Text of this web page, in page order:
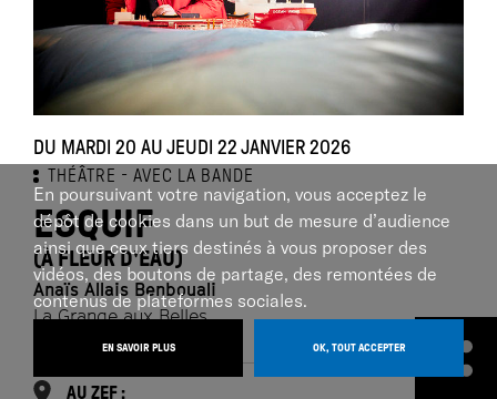
DU MARDI 20 AU JEUDI 22 JANVIER 2026
THÉÂTRE AVEC LA BANDE
ESQUIF
(À FLEUR D'EAU)
Anaïs Allais Benbouali
La Grange aux Belles
AU ZEF :
En poursuivant votre navigation, vous acceptez le
dépôt de cookies dans un but de mesure d’audience
ainsi que ceux tiers destinés à vous proposer des
vidéos, des boutons de partage, des remontées de
contenus de plateformes sociales.
EN SAVOIR PLUS OK, TOUT ACCEPTER